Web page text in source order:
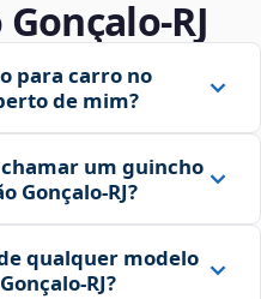
para carro no
de mim?
um guincho
Gonçalo‑RJ?
qualquer modelo